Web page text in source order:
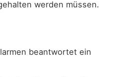
werden müssen.
beantwortet ein